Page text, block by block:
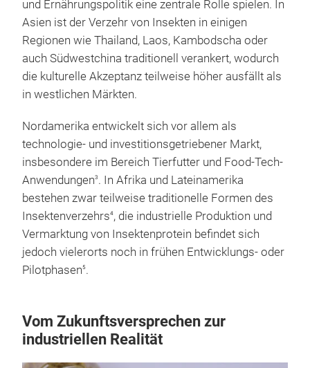
und Ernährungspolitik eine zentrale Rolle spielen. In
Asien ist der Verzehr von Insekten in einigen
Regionen wie Thailand, Laos, Kambodscha oder
auch Südwestchina traditionell verankert, wodurch
die kulturelle Akzeptanz teilweise höher ausfällt als
in westlichen Märkten.
Nordamerika entwickelt sich vor allem als
technologie- und investitionsgetriebener Markt,
insbesondere im Bereich Tierfutter und Food-Tech-
Anwendungen3 . In Afrika und Lateinamerika
bestehen zwar teilweise traditionelle Formen des
Insektenverzehrs4, die industrielle Produktion und
Vermarktung von Insektenprotein befindet sich
jedoch vielerorts noch in frühen Entwicklungs- oder
Pilotphasen5.
Vom Zukunftsversprechen zur
industriellen Realität